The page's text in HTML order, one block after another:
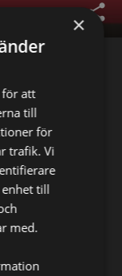
share
E-postadress
×
för att
till
för
trafik. Vi
till
med.